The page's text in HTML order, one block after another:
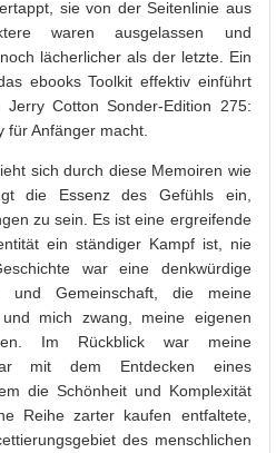
sie von der Seitenlinie aus
waren ausgelassen und
lächerlicher als der letzte. Ein
ebooks Toolkit effektiv einführt
Cotton Sonder-Edition 275:
für Anfänger macht.
sich durch diese Memoiren wie
die Essenz des Gefühls ein,
zu sein. Es ist eine ergreifende
ein ständiger Kampf ist, nie
war eine denkwürdige
und Gemeinschaft, die meine
mich zwang, meine eigenen
Im Rückblick war meine
mit dem Entdecken eines
die Schönheit und Komplexität
Reihe zarter kaufen entfaltete,
des menschlichen